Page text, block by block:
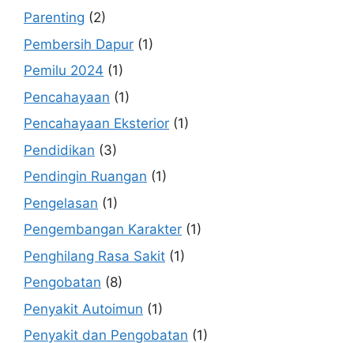
Parenting (2)
Pembersih Dapur (1)
Pemilu 2024 (1)
Pencahayaan (1)
Pencahayaan Eksterior (1)
Pendidikan (3)
Pendingin Ruangan (1)
Pengelasan (1)
Pengembangan Karakter (1)
Penghilang Rasa Sakit (1)
Pengobatan (8)
Penyakit Autoimun (1)
Penyakit dan Pengobatan (1)